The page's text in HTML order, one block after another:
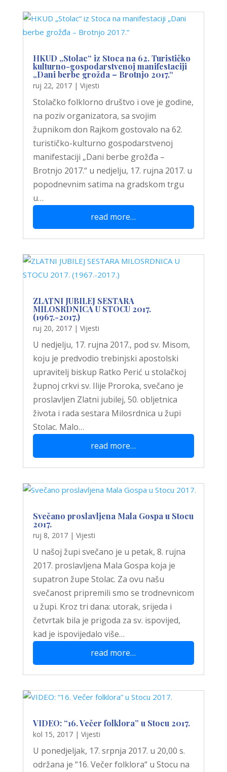
HKUD „Stolac“ iz Stoca na 62. Turističko
kulturno-gospodarstvenoj manifestaciji
„Dani berbe grožđa – Brotnjo 2017.“
ruj 22, 2017| Vijesti
Stolačko folklorno društvo i ove je godine,
na poziv organizatora, sa svojim
župnikom don Rajkom gostovalo na 62.
turističko-kulturno gospodarstvenoj
manifestaciji „Dani berbe grožđa –
Brotnjo 2017.“ u nedjelju, 17. rujna 2017. u
popodnevnim satima na gradskom trgu
u…
read more…
ZLATNI JUBILEJ SESTARA
MILOSRDNICA U STOCU 2017.
(1967.-2017.)
ruj 20, 2017| Vijesti
U nedjelju, 17. rujna 2017., pod sv. Misom,
koju je predvodio trebinjski apostolski
upravitelj biskup Ratko Perić u stolačkoj
župnoj crkvi sv. Ilije Proroka, svečano je
proslavljen Zlatni jubilej, 50. obljetnica
života i rada sestara Milosrdnica u župi
Stolac. Malo…
read more…
Svečano proslavljena Mala Gospa u Stocu
2017.
ruj 8, 2017| Vijesti
U našoj župi svečano je u petak, 8. rujna
2017. proslavljena Mala Gospa koja je
supatron župe Stolac. Za ovu našu
svečanost pripremili smo se trodnevnicom
u župi. Kroz tri dana: utorak, srijeda i
četvrtak bila je prigoda za sv. ispovijed,
kad je ispovijedalo više…
read more…
VIDEO: “16. Večer folklora” u Stocu 2017.
kol 15, 2017| Vijesti
U ponedjeljak, 17. srpnja 2017. u 20,00 s.
održana je “16. Večer folklora“ u Stocu na